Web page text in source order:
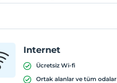
Internet
Ücretsiz Wi-fi
Ortak alanlar ve tüm odalar